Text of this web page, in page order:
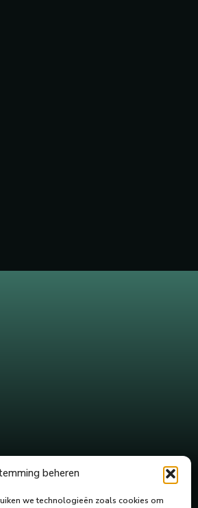
beheren
we technologieën zoals cookies om